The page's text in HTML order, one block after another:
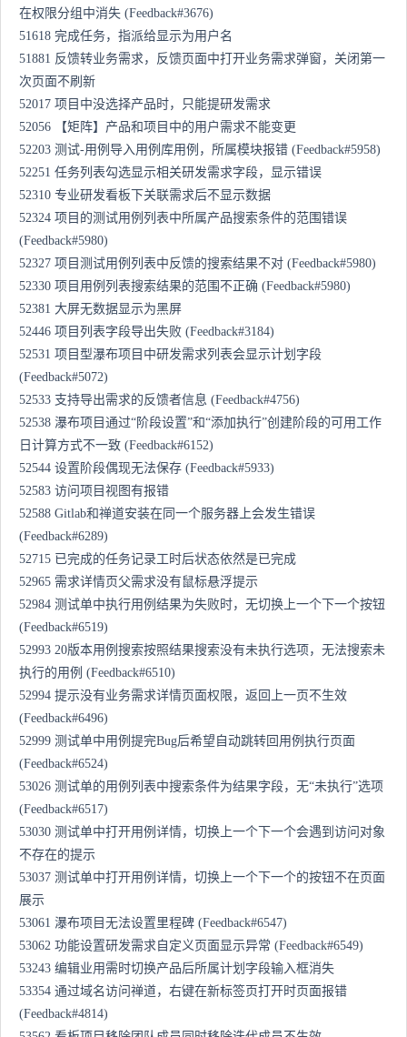
在权限分组中消失 (Feedback#3676)
51618 完成任务，指派给显示为用户名
51881 反馈转业务需求，反馈页面中打开业务需求弹窗，关闭第一
次页面不刷新
52017 项目中没选择产品时，只能提研发需求
52056 【矩阵】产品和项目中的用户需求不能变更
52203 测试-用例导入用例库用例，所属模块报错 (Feedback#5958)
52251 任务列表勾选显示相关研发需求字段，显示错误
52310 专业研发看板下关联需求后不显示数据
52324 项目的测试用例列表中所属产品搜索条件的范围错误
(Feedback#5980)
52327 项目测试用例列表中反馈的搜索结果不对 (Feedback#5980)
52330 项目用例列表搜索结果的范围不正确 (Feedback#5980)
52381 大屏无数据显示为黑屏
52446 项目列表字段导出失败 (Feedback#3184)
52531 项目型瀑布项目中研发需求列表会显示计划字段
(Feedback#5072)
52533 支持导出需求的反馈者信息 (Feedback#4756)
52538 瀑布项目通过“阶段设置”和“添加执行”创建阶段的可用工作
日计算方式不一致 (Feedback#6152)
52544 设置阶段偶现无法保存 (Feedback#5933)
52583 访问项目视图有报错
52588 Gitlab和禅道安装在同一个服务器上会发生错误
(Feedback#6289)
52715 已完成的任务记录工时后状态依然是已完成
52965 需求详情页父需求没有鼠标悬浮提示
52984 测试单中执行用例结果为失败时，无切换上一个下一个按钮
(Feedback#6519)
52993 20版本用例搜索按照结果搜索没有未执行选项，无法搜索未
执行的用例 (Feedback#6510)
52994 提示没有业务需求详情页面权限，返回上一页不生效
(Feedback#6496)
52999 测试单中用例提完Bug后希望自动跳转回用例执行页面
(Feedback#6524)
53026 测试单的用例列表中搜索条件为结果字段，无“未执行”选项
(Feedback#6517)
53030 测试单中打开用例详情，切换上一个下一个会遇到访问对象
不存在的提示
53037 测试单中打开用例详情，切换上一个下一个的按钮不在页面
展示
53061 瀑布项目无法设置里程碑 (Feedback#6547)
53062 功能设置研发需求自定义页面显示异常 (Feedback#6549)
53243 编辑业用需时切换产品后所属计划字段输入框消失
53354 通过域名访问禅道，右键在新标签页打开时页面报错
(Feedback#4814)